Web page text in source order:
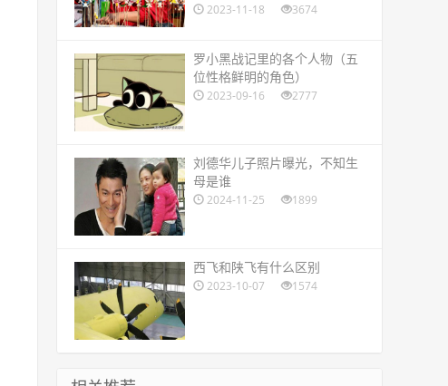
2023-11-18 3674
​罗小黑战记里的各个人物（五
位性格鲜明的角色）
2023-09-16 2777
​刘德华儿子照片曝光，不知生
母是谁
2024-11-25 1899
​西飞和陕飞有什么区别
2023-10-07 1574